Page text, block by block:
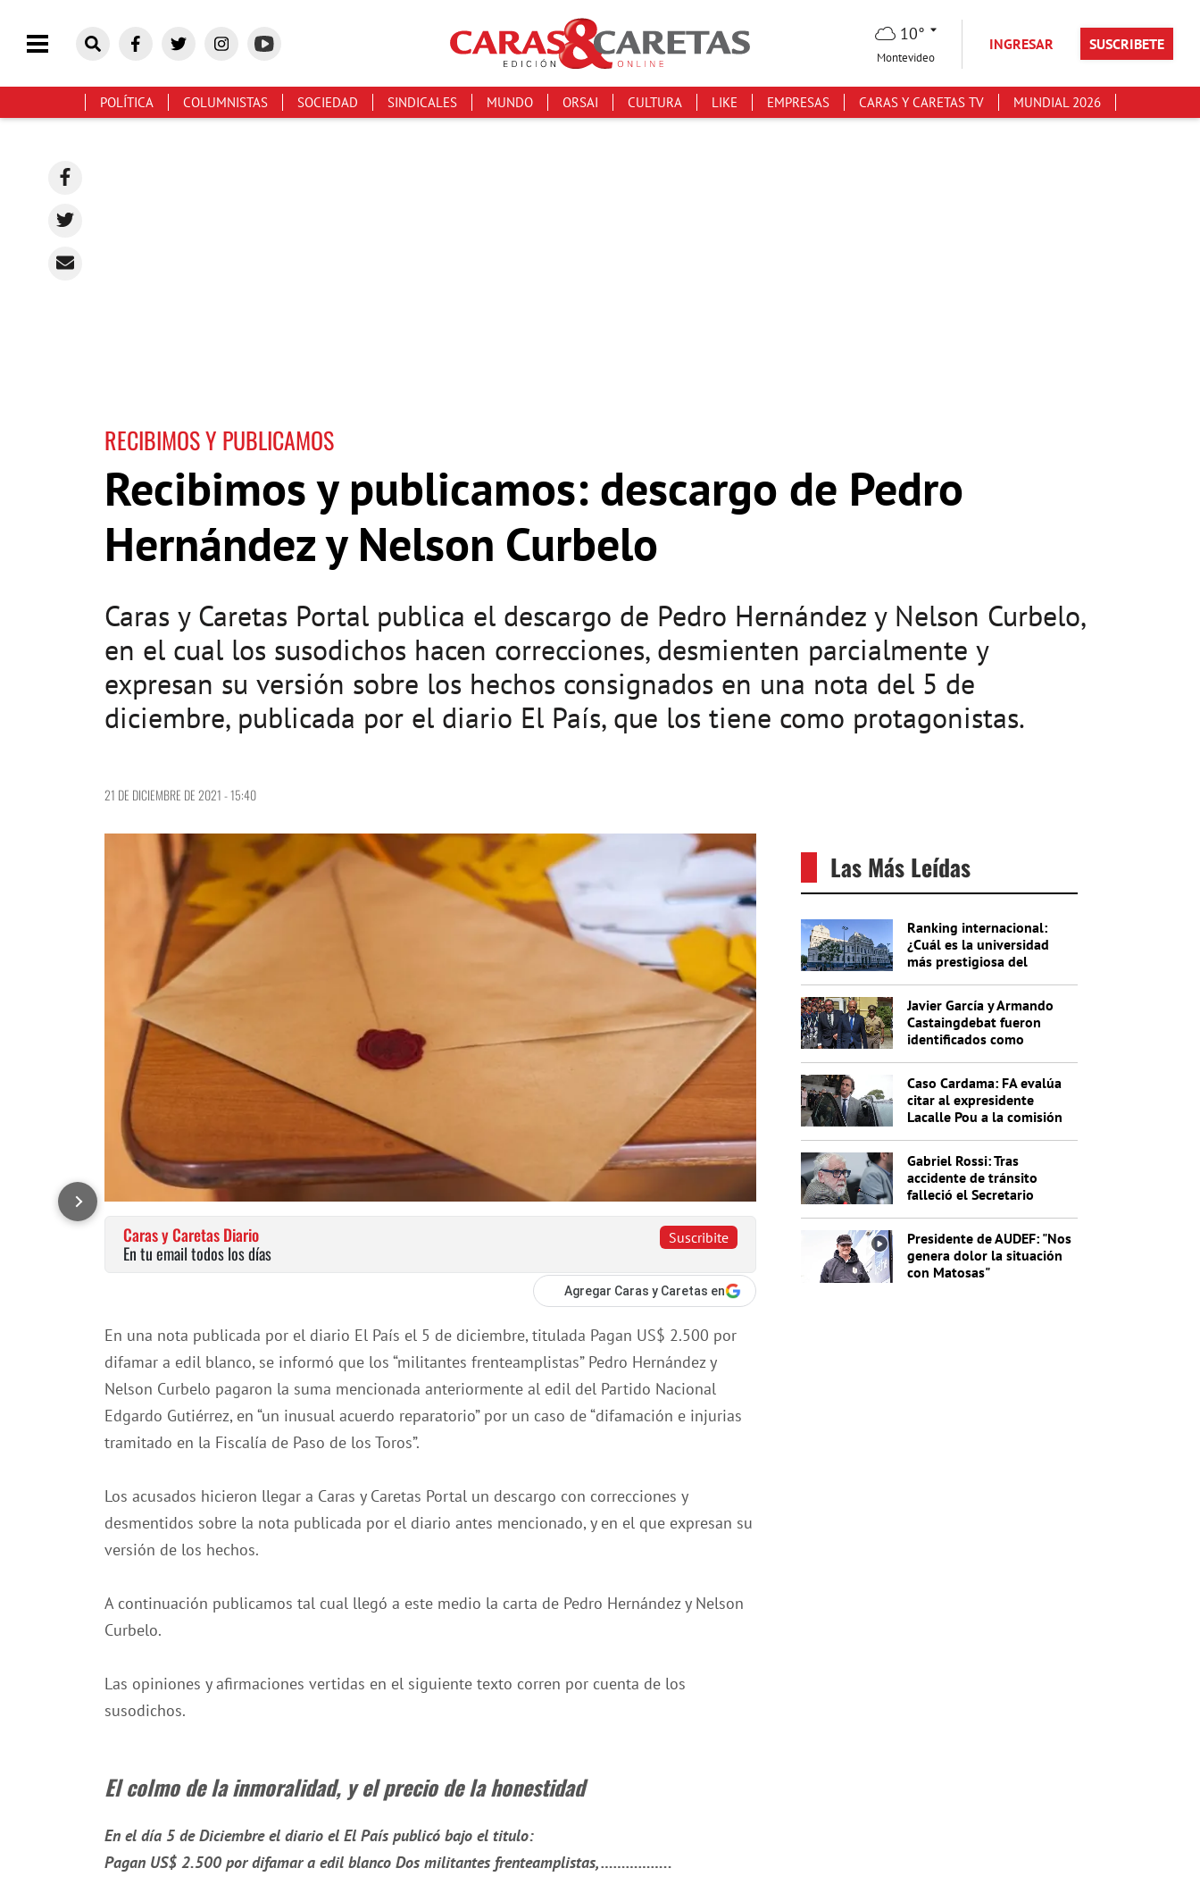
10°
Montevideo
INGRESAR SUSCRIBETE
POLÍTICA COLUMNISTAS SOCIEDAD SINDICALES MUNDO ORSAI CULTURA LIKE EMPRESAS CARAS Y CARETAS TV MUNDIAL 2026
RECIBIMOS Y PUBLICAMOS
Recibimos y publicamos: descargo de Pedro
Hernández y Nelson Curbelo
Caras y Caretas Portal publica el descargo de Pedro Hernández y Nelson Curbelo,
en el cual los susodichos hacen correcciones, desmienten parcialmente y
expresan su versión sobre los hechos consignados en una nota del 5 de
diciembre, publicada por el diario El País, que los tiene como protagonistas.
21 DE DICIEMBRE DE 2021 - 15:40
Suscribite
Caras y Caretas Diario
En tu email todos los días
Agregar Caras y Caretas en
En una nota publicada por el diario El País el 5 de diciembre, titulada Pagan US$ 2.500 por
difamar a edil blanco, se informó que los “militantes frenteamplistas” Pedro Hernández y
Nelson Curbelo pagaron la suma mencionada anteriormente al edil del Partido Nacional
Edgardo Gutiérrez, en “un inusual acuerdo reparatorio” por un caso de “difamación e injurias
tramitado en la Fiscalía de Paso de los Toros”.
Los acusados hicieron llegar a Caras y Caretas Portal un descargo con correcciones y
desmentidos sobre la nota publicada por el diario antes mencionado, y en el que expresan su
versión de los hechos.
A continuación publicamos tal cual llegó a este medio la carta de Pedro Hernández y Nelson
Curbelo.
Las opiniones y afirmaciones vertidas en el siguiente texto corren por cuenta de los
susodichos.
El colmo de la inmoralidad, y el precio de la honestidad
En el día 5 de Diciembre el diario el El País publicó bajo el titulo:
Pagan US$ 2.500 por difamar a edil blanco Dos militantes frenteamplistas, ……………..
Las Más Leídas
Ranking internacional:
¿Cuál es la universidad
más prestigiosa del
Javier García y Armando
Castaingdebat fueron
identificados como
Caso Cardama: FA evalúa
citar al expresidente
Lacalle Pou a la comisión
Gabriel Rossi: Tras
accidente de tránsito
falleció el Secretario
Presidente de AUDEF: "Nos
genera dolor la situación
con Matosas"